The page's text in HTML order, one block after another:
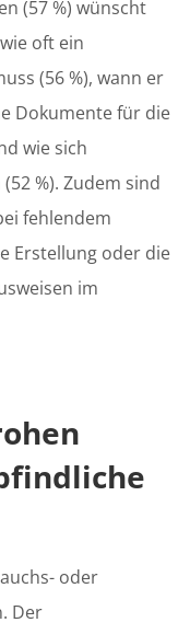
(57 %) wünscht
oft ein
(56 %), wann er
Dokumente für die
wie sich
%). Zudem sind
fehlendem
Erstellung oder die
im
oder
Der